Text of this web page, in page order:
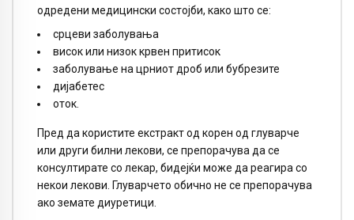
одредени медицински состојби, како што се:
срцеви заболувања
висок или низок крвен притисок
заболување на црниот дроб или бубрезите
дијабетес
оток.
Пред да користите екстракт од корен од глуварче
или други билни лекови, се препорачува да се
консултирате со лекар, бидејќи може да реагира со
некои лекови. Глуварчето обично не се препорачува
ако земате диуретици.